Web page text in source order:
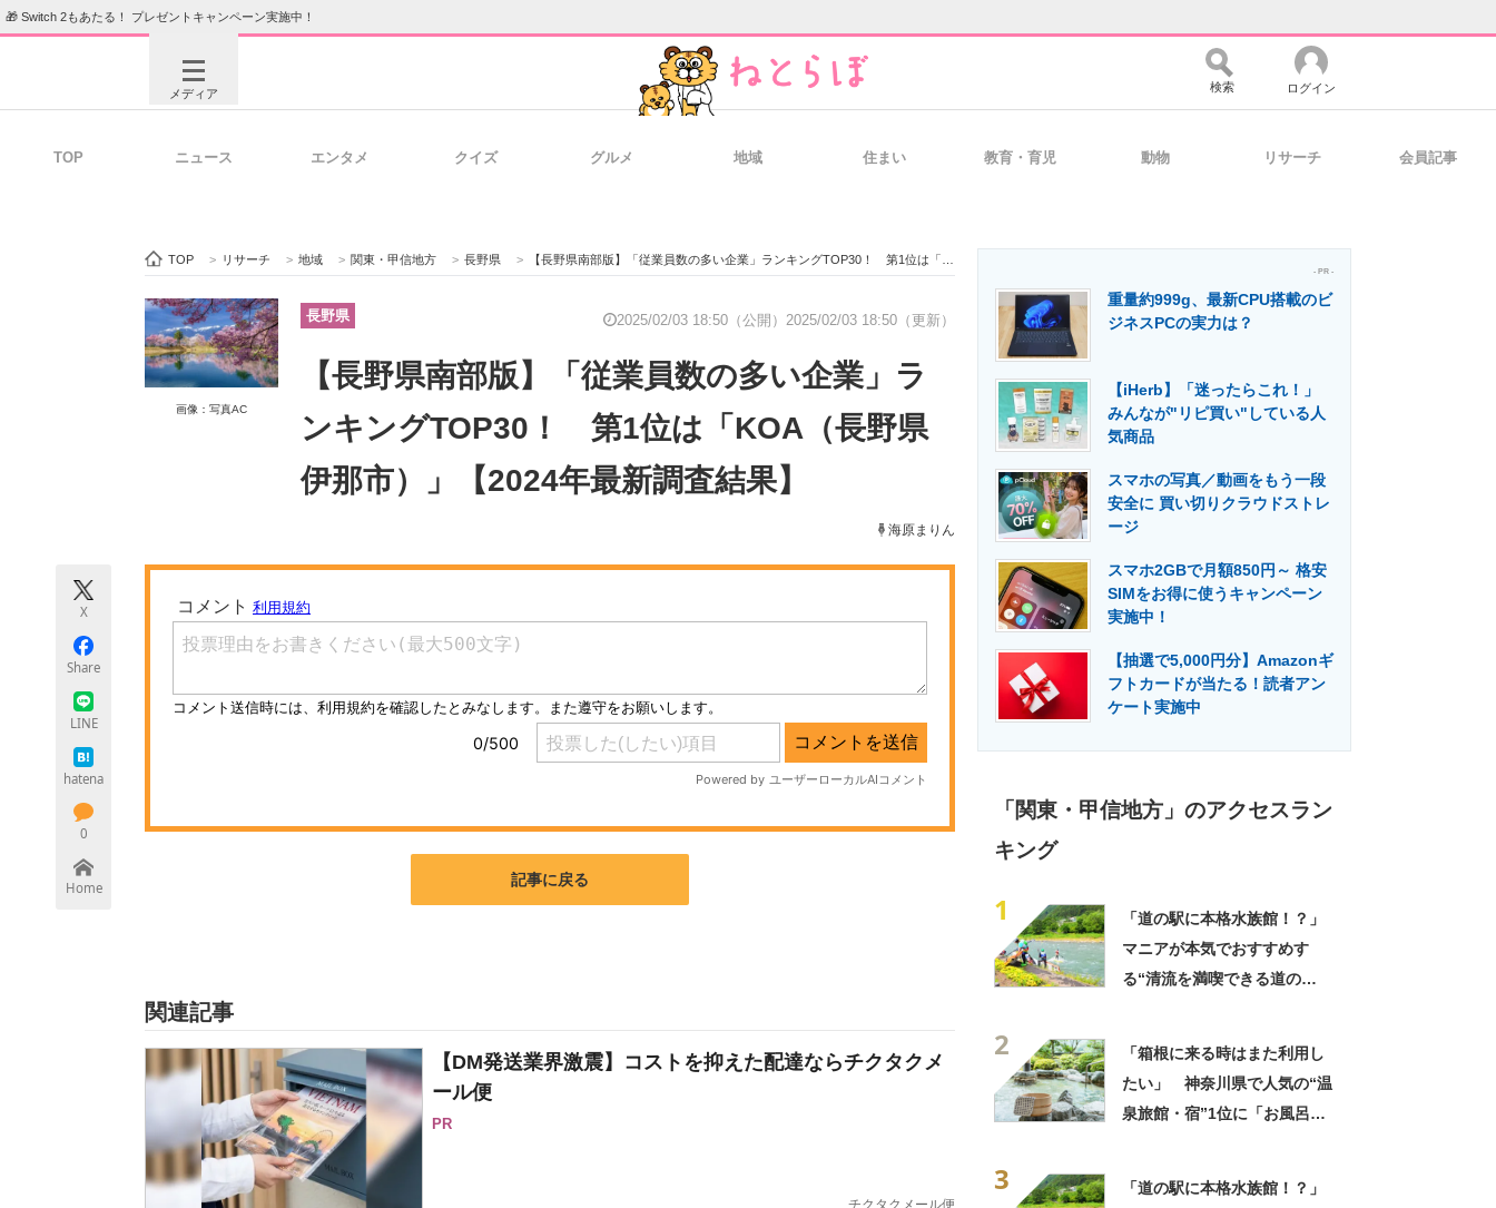
🎁 Switch 2もあたる！ プレゼントキャンペーン実施中！
メディア
ビジネスと働き方のヒント 経営リーダーのコミュニティ マーケ×ITの今がよく分かる
ITエンジニア向け専門サイト 製造業のIT導入・活用を支援
エネルギーの専門メディア 建設×テクノロジーの最前線
ちょっと気になるネットの話題
検索 ログイン
TOP ニュース エンタメ クイズ グルメ 地域 住まい 教育・育児 動物 リサーチ 会員記事
TOP > リサーチ > 地域 > 関東・甲信地方 > 長野県 > 【長野県南部版】「従業員数の多い企業」ランキングTOP30！ 第1位は「KOA（長野県伊那市）」【2024年最新調査結果】
画像：写真AC
長野県 2025/02/03 18:50（公開） 2025/02/03 18:50（更新）
【長野県南部版】「従業員数の多い企業」ラ
ンキングTOP30！ 第1位は「KOA（長野県
伊那市）」【2024年最新調査結果】
海原まりん
X
Share
LINE
hatena
0
Home 記事に戻る
関連記事
【DM発送業界激震】コストを抑えた配達ならチクタクメ
ール便
PR
チクタクメール便
- PR -
重量約999g、最新CPU搭載のビ
ジネスPCの実力は？
【iHerb】「迷ったらこれ！」
みんなが"リピ買い"している人
気商品
スマホの写真／動画をもう一段
安全に 買い切りクラウドストレ
ージ
スマホ2GBで月額850円～ 格安
SIMをお得に使うキャンペーン
実施中！
【抽選で5,000円分】Amazonギ
フトカードが当たる！読者アン
ケート実施中
「関東・甲信地方」のアクセスラン
キング
1
「道の駅に本格水族館！？」
マニアが本気でおすすめす
る“清流を満喫できる道の
2
「箱根に来る時はまた利用し
たい」 神奈川県で人気の“温
泉旅館・宿”1位に「お風呂が
3
「道の駅に本格水族館！？」